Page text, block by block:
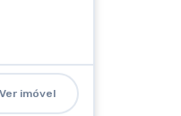
Ver imóvel